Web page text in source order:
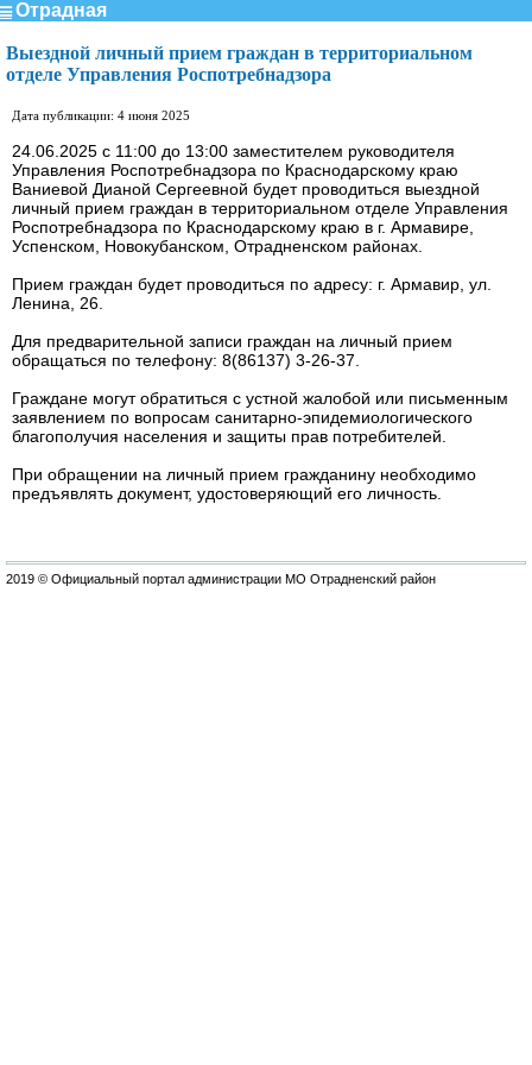
Отрадная
Выездной личный прием граждан в территориальном
отделе Управления Роспотребнадзора
Дата публикации: 4 июня 2025
24.06.2025 с 11:00 до 13:00 заместителем руководителя
Управления Роспотребнадзора по Краснодарскому краю
Ваниевой Дианой Сергеевной будет проводиться выездной
личный прием граждан в территориальном отделе Управления
Роспотребнадзора по Краснодарскому краю в г. Армавире,
Успенском, Новокубанском, Отрадненском районах.
Прием граждан будет проводиться по адресу: г. Армавир, ул.
Ленина, 26.
Для предварительной записи граждан на личный прием
обращаться по телефону: 8(86137) 3-26-37.
Граждане могут обратиться с устной жалобой или письменным
заявлением по вопросам санитарно-эпидемиологического
благополучия населения и защиты прав потребителей.
При обращении на личный прием гражданину необходимо
предъявлять документ, удостоверяющий его личность.
2019 © Официальный портал администрации МО Отрадненский район